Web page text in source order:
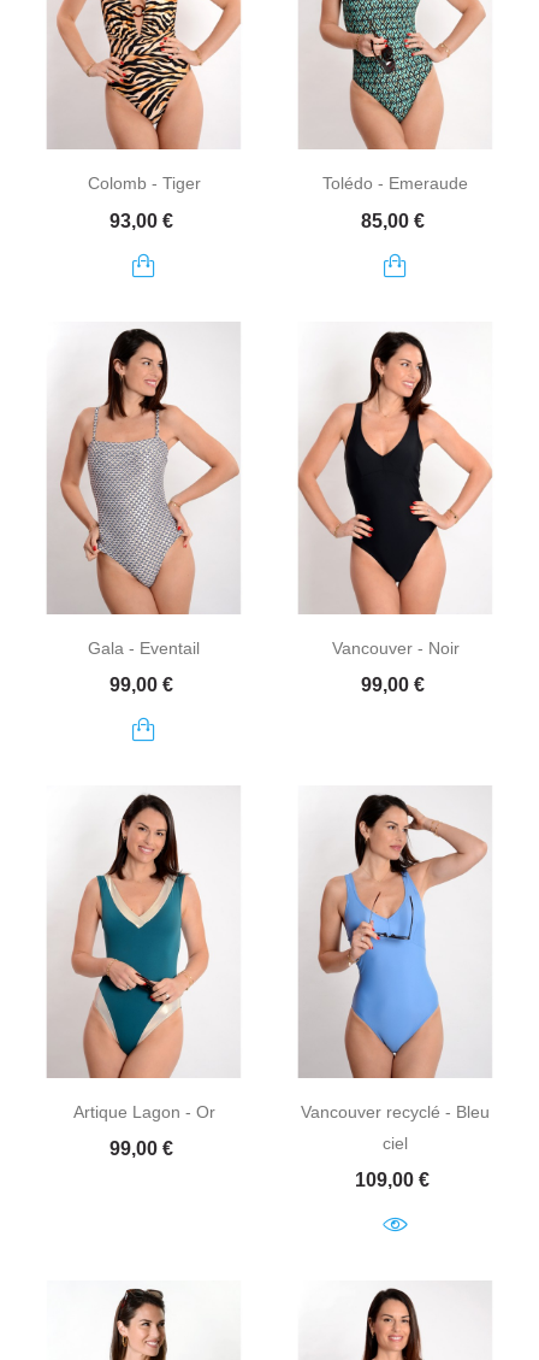
Colomb - Tiger
Prix
93,00 €
Tolédo - Emeraude
Prix
85,00 €
Gala - Eventail
Prix
99,00 €
Vancouver - Noir
Prix
99,00 €
Artique Lagon - Or
Prix
99,00 €
Vancouver recyclé - Bleu
ciel
Prix
109,00 €